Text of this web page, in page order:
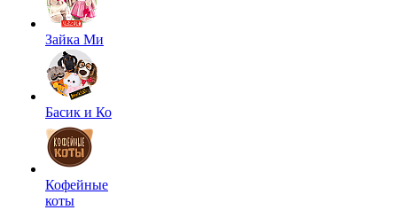
Зайка Ми
Басик и Ко
Кофейные
коты